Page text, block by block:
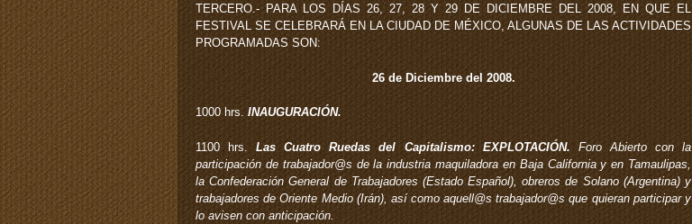
TERCERO.- PARA LOS DÍAS 26, 27, 28 Y 29 DE DICIEMBRE DEL 2008, EN QUE EL
FESTIVAL SE CELEBRARÁ EN LA CIUDAD DE MÉXICO, ALGUNAS DE LAS ACTIVIDADES
PROGRAMADAS SON:
26 de Diciembre del 2008.
1000 hrs. INAUGURACIÓN.
1100 hrs.Las Cuatro Ruedas del Capitalismo: EXPLOTACIÓN. Foro Abierto con la
participación de trabajador@s de la industria maquiladora en Baja California y en Tamaulipas,
la Confederación General de Trabajadores (Estado Español), obreros de Solano (Argentina) y
trabajadores de Oriente Medio (Irán), así como aquell@s trabajador@s que quieran participar y
lo avisen con anticipación.